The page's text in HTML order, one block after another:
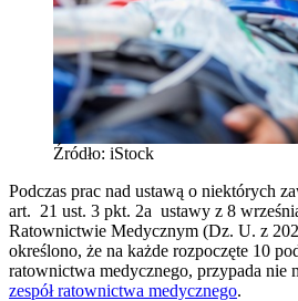
Źródło: iStock
Podczas prac nad ustawą o niektórych
art. 21 ust. 3 pkt. 2a ustawy z 8
Ratownictwie Medycznym (Dz. U. z
określono, że na każde rozpoczęte 10
ratownictwa medycznego, przypada nie
zespół ratownictwa medycznego.